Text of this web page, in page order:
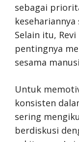
sebagai
Selain itu,
pentingnya
sesama
Untuk
konsisten
sering
berdiskusi